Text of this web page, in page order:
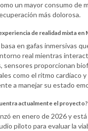
un mayor consumo de
más dolorosa.
de realidad mixta en
en gafas inmersivas
real mientras
sensores proporcionan
como el ritmo cardíaco y
a manejar su estado
actualmente el proyecto?
en enero de 2026 y está
piloto para evaluar la